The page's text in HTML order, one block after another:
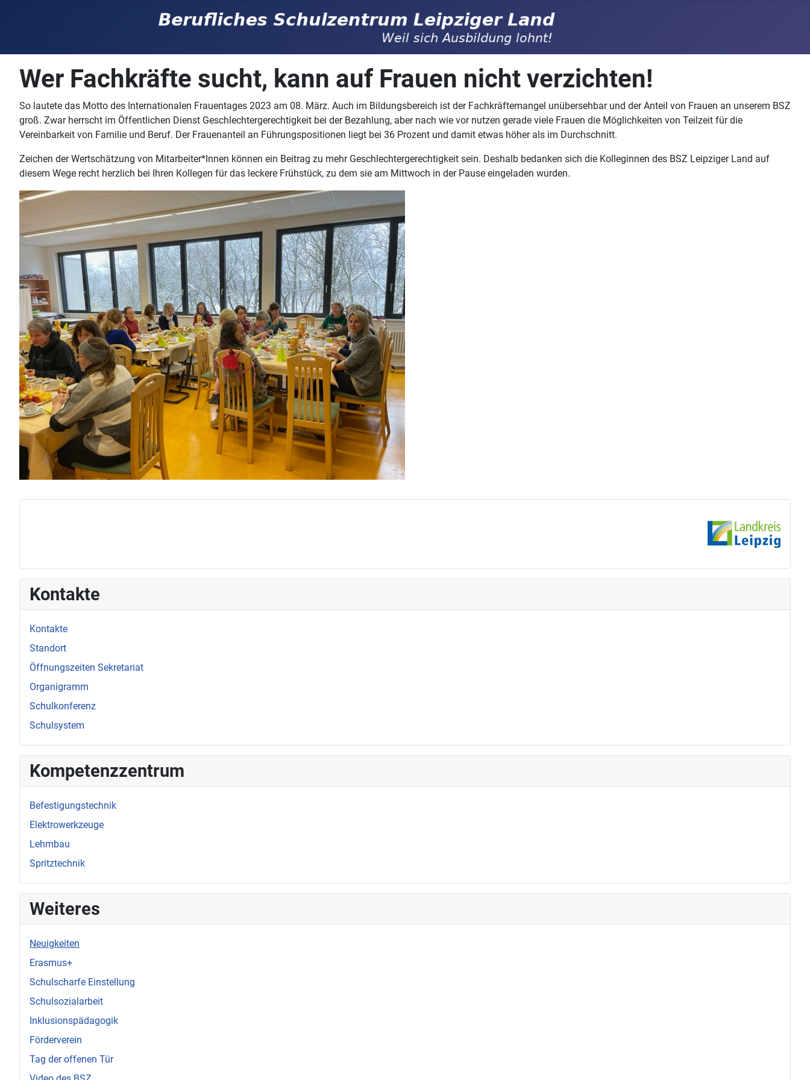
Wer Fachkräfte sucht, kann auf Frauen nicht verzichten!
So lautete das Motto des Internationalen Frauentages 2023 am 08. März. Auch im Bildungsbereich ist der Fachkräftemangel unübersehbar und der Anteil von Frauen an unserem BSZ
groß. Zwar herrscht im Öffentlichen Dienst Geschlechtergerechtigkeit bei der Bezahlung, aber nach wie vor nutzen gerade viele Frauen die Möglichkeiten von Teilzeit für die
Vereinbarkeit von Familie und Beruf. Der Frauenanteil an Führungspositionen liegt bei 36 Prozent und damit etwas höher als im Durchschnitt.
Zeichen der Wertschätzung von Mitarbeiter*Innen können ein Beitrag zu mehr Geschlechtergerechtigkeit sein. Deshalb bedanken sich die Kolleginnen des BSZ Leipziger Land auf
diesem Wege recht herzlich bei Ihren Kollegen für das leckere Frühstück, zu dem sie am Mittwoch in der Pause eingeladen wurden.
Kontakte
Kontakte
Standort
Öffnungszeiten Sekretariat
Organigramm
Schulkonferenz
Schulsystem
Kompetenzzentrum
Befestigungstechnik
Elektrowerkzeuge
Lehmbau
Spritztechnik
Weiteres
Neuigkeiten
Erasmus+
Schulscharfe Einstellung
Schulsozialarbeit
Inklusionspädagogik
Förderverein
Tag der offenen Tür